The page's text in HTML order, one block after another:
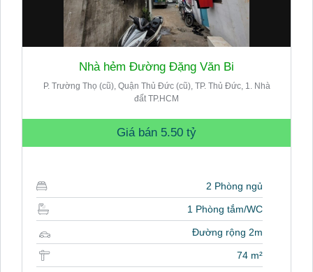
Nhà hẻm Đường Đặng Văn Bi
P. Trường Thọ (cũ), Quận Thủ Đức (cũ), TP. Thủ Đức, 1. Nhà
đất TP.HCM
Giá bán 5.50 tỷ
2 Phòng ngủ
1 Phòng tắm/WC
Đường rộng 2m
74 m²